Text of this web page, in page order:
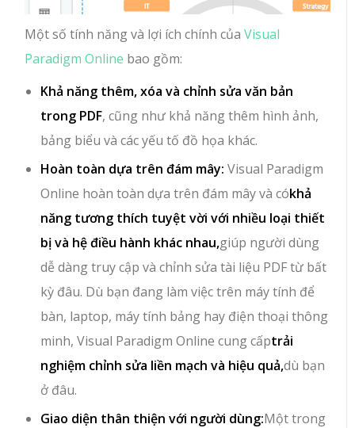
Một số tính năng và lợi ích chính của Visual
Paradigm Online bao gồm:
Khả năng thêm, xóa và chỉnh sửa văn bản
trong PDF, cũng như khả năng thêm hình ảnh,
bảng biểu và các yếu tố đồ họa khác.
Hoàn toàn dựa trên đám mây: Visual Paradigm
Online hoàn toàn dựa trên đám mây và cókhả
năng tương thích tuyệt vời với nhiều loại thiết
bị và hệ điều hành khác nhau,giúp người dùng
dễ dàng truy cập và chỉnh sửa tài liệu PDF từ bất
kỳ đâu. Dù bạn đang làm việc trên máy tính để
bàn, laptop, máy tính bảng hay điện thoại thông
minh, Visual Paradigm Online cung cấptrải
nghiệm chỉnh sửa liền mạch và hiệu quả,dù bạn
ở đâu.
Giao diện thân thiện với người dùng:Một trong